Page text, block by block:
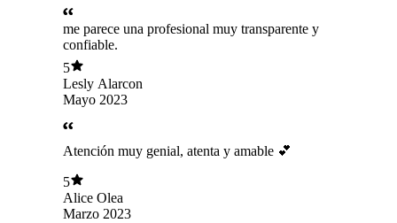
me parece una profesional muy transparente y
confiable.
5
Lesly Alarcon
Mayo 2023
Atención muy genial, atenta y amable 💕
5
Alice Olea
Marzo 2023